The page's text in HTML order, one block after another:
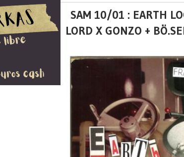
SAM 10/01 : EARTH
LORD X GONZO +